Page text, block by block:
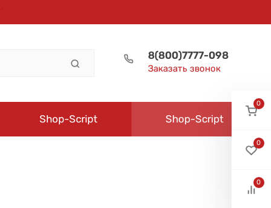
8(800)7777-098
Заказать звонок
Shop-Script Shop-Script
0
0
0